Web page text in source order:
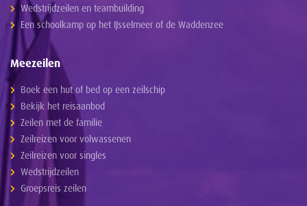
Wedstrijdzeilen en teambuilding
Een schoolkamp op het IJsselmeer of de Waddenzee
Meezeilen
Boek een hut of bed op een zeilschip
Bekijk het reisaanbod
Zeilen met de familie
Zeilreizen voor volwassenen
Zeilreizen voor singles
Wedstrijdzeilen
Groepsreis zeilen